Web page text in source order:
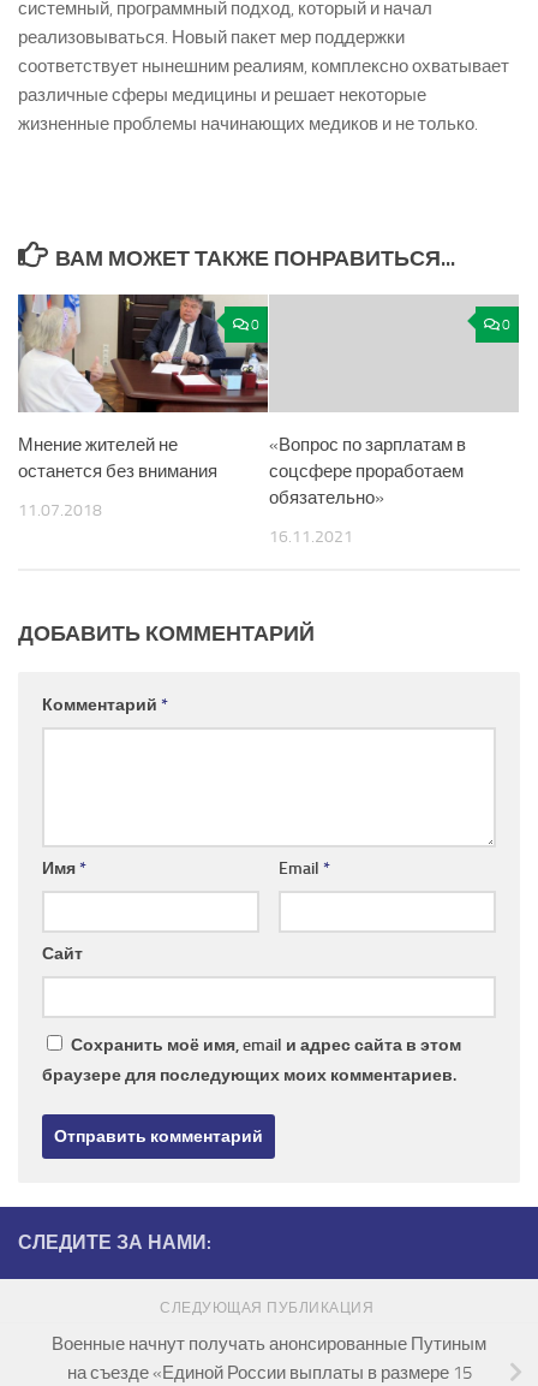
системный, программный подход, который и начал
реализовываться. Новый пакет мер поддержки
соответствует нынешним реалиям, комплексно охватывает
различные сферы медицины и решает некоторые
жизненные проблемы начинающих медиков и не только.
ВАМ МОЖЕТ ТАКЖЕ ПОНРАВИТЬСЯ...
0
Мнение жителей не
останется без внимания
11.07.2018
0
«Вопрос по зарплатам в
соцсфере проработаем
обязательно»
16.11.2021
ДОБАВИТЬ КОММЕНТАРИЙ
Комментарий *
Имя* Email *
Сайт
Сохранить моё имя, email и адрес сайта в этом
браузере для последующих моих комментариев.
СЛЕДИТЕ ЗА НАМИ:
СЛЕДУЮЩАЯ ПУБЛИКАЦИЯ
Военные начнут получать анонсированные Путиным
на съезде «Единой России выплаты в размере 15